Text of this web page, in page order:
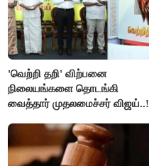
'வெற்றி தறி' விற்பனை
நிலையங்களை தொடங்கி
வைத்தார் முதலமைச்சர் விஜய்..!